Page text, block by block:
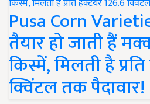
Pusa Corn
तैयार हो जाती हैं
किस्में, मिलती है
क्विंटल तक पैदावार!